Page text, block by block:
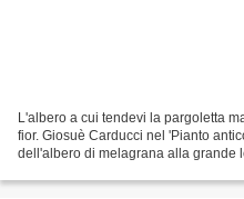
L'albero a cui tendevi la pargoletta
fior. Giosuè Carducci nel 'Pianto
dell'albero di melagrana alla grande